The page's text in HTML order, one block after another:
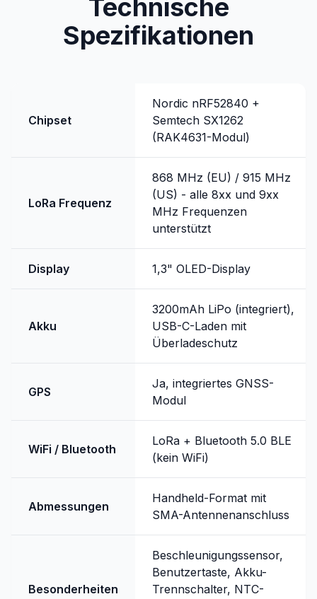
Technische
Spezifikationen
Chipset
Nordic nRF52840 +
Semtech SX1262
(RAK4631-Modul)
LoRa Frequenz
868 MHz (EU) / 915 MHz
(US) - alle 8xx und 9xx
MHz Frequenzen
unterstützt
Display 1,3" OLED-Display
Akku
3200mAh LiPo (integriert),
USB-C-Laden mit
Überladeschutz
GPS
Ja, integriertes GNSS-
Modul
WiFi / Bluetooth
LoRa + Bluetooth 5.0 BLE
(kein WiFi)
Abmessungen
Handheld-Format mit
SMA-Antennenanschluss
Besonderheiten
Beschleunigungssensor,
Benutzertaste, Akku-
Trennschalter, NTC-